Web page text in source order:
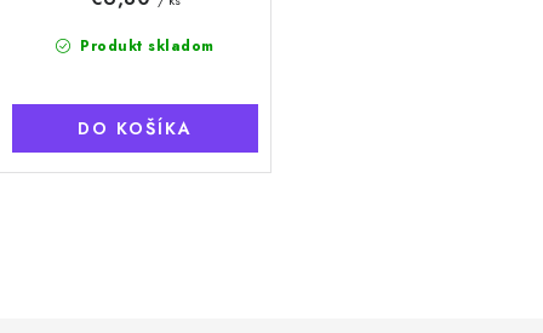
Produkt skladom
DO KOŠÍKA